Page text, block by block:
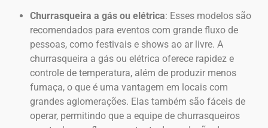
Churrasqueira a gás ou elétrica: Esses modelos são
recomendados para eventos com grande fluxo de
pessoas, como festivais e shows ao ar livre. A
churrasqueira a gás ou elétrica oferece rapidez e
controle de temperatura, além de produzir menos
fumaça, o que é uma vantagem em locais com
grandes aglomerações. Elas também são fáceis de
operar, permitindo que a equipe de churrasqueiros